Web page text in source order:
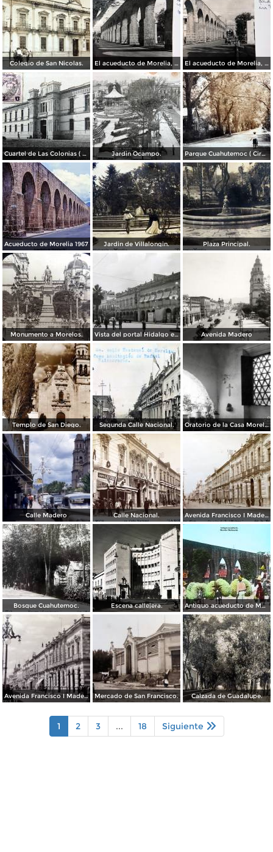
Colegio de San Nicolas. El acueducto de Morelia, Michoacán El acueducto de Morelia, Michoacán
Cuartel de Las Colonias ( Circulada el 1 de Abril de 1921 ). Jardin Ocampo. Parque Cuahutemoc ( Circulada el 24 de Junio de 1938 ).
Acueducto de Morelia 1967 Jardin de Villalongin. Plaza Principal.
Monumento a Morelos. Vista del portal Hidalgo en Morelia Michoacán ( Circulada el 6 de Abril de 1957 ). Avenida Madero
Templo de San Diego. Segunda Calle Nacional. Oratorio de la Casa Morelos
Calle Madero Calle Nacional. Avenida Francisco I Madero.
Bosque Cuahutemoc. Escena callejera. Antiguo acueducto de Morelia Michoacán.
Avenida Francisco I Madero. Mercado de San Francisco. Calzada de Guadalupe.
1 2 3 ... 18 Siguiente